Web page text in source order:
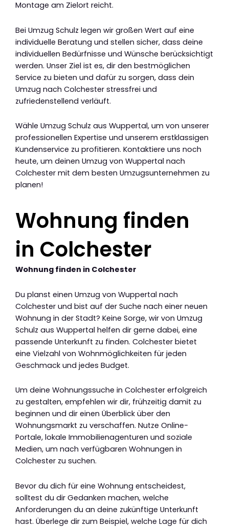
Montage am Zielort reicht.
Bei Umzug Schulz legen wir großen Wert auf eine
individuelle Beratung und stellen sicher, dass deine
individuellen Bedürfnisse und Wünsche berücksichtigt
werden. Unser Ziel ist es, dir den bestmöglichen
Service zu bieten und dafür zu sorgen, dass dein
Umzug nach Colchester stressfrei und
zufriedenstellend verläuft.
Wähle Umzug Schulz aus Wuppertal, um von unserer
professionellen Expertise und unserem erstklassigen
Kundenservice zu profitieren. Kontaktiere uns noch
heute, um deinen Umzug von Wuppertal nach
Colchester mit dem besten Umzugsunternehmen zu
planen!
Wohnung finden
in Colchester
Wohnung finden in Colchester
Du planst einen Umzug von Wuppertal nach
Colchester und bist auf der Suche nach einer neuen
Wohnung in der Stadt? Keine Sorge, wir von Umzug
Schulz aus Wuppertal helfen dir gerne dabei, eine
passende Unterkunft zu finden. Colchester bietet
eine Vielzahl von Wohnmöglichkeiten für jeden
Geschmack und jedes Budget.
Um deine Wohnungssuche in Colchester erfolgreich
zu gestalten, empfehlen wir dir, frühzeitig damit zu
beginnen und dir einen Überblick über den
Wohnungsmarkt zu verschaffen. Nutze Online-
Portale, lokale Immobilienagenturen und soziale
Medien, um nach verfügbaren Wohnungen in
Colchester zu suchen.
Bevor du dich für eine Wohnung entscheidest,
solltest du dir Gedanken machen, welche
Anforderungen du an deine zukünftige Unterkunft
hast. Überlege dir zum Beispiel, welche Lage für dich